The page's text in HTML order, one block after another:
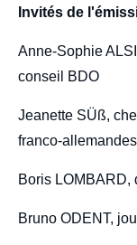
Invités de
Anne-Sophie
conseil BDO
Jeanette SÜß,
franco-
Boris LOMBARD,
Bruno ODENT,